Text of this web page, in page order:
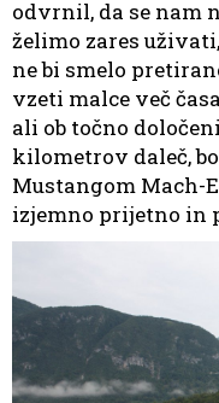
odvrnil, da se nam
želimo zares
ne bi smelo
vzeti malce več
ali ob točno
kilometrov daleč,
Mustangom Mach-
izjemno prijetno in